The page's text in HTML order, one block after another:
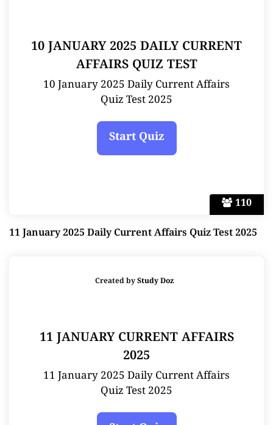
110
10 JANUARY 2025 DAILY CURRENT
AFFAIRS QUIZ TEST
10 January 2025 Daily Current Affairs
Quiz Test 2025
11 January 2025 Daily Current Affairs Quiz Test 2025
Created byStudy Doz
11 JANUARY CURRENT AFFAIRS
2025
11 January 2025 Daily Current Affairs
Quiz Test 2025